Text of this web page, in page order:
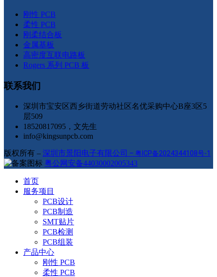
刚性 PCB
柔性 PCB
刚柔结合板
金属基板
高密度互联电路板
Rogers 系列 PCB 板
联系我们
深圳市宝安区西乡街道劳动社区名优采购中心B座3区5
层509
18520817095，文先生
info@kingsunpcb.com
版权所有 – 深圳市景阳电子有限公司 – 粤ICP备2024344108号-1
粤公网安备44030002005343
首页
服务项目
PCB设计
PCB制造
SMT贴片
PCB检测
PCB组装
产品中心
刚性 PCB
柔性 PCB